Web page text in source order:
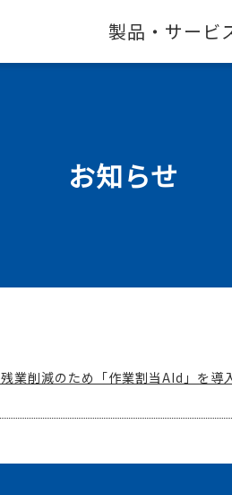
製品・サービ
お知らせ
業削減のため「作業割当AId」を導